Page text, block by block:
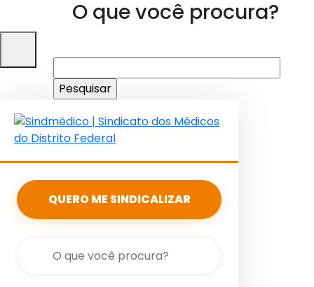
O que você procura?
por:
QUERO ME SINDICALIZAR